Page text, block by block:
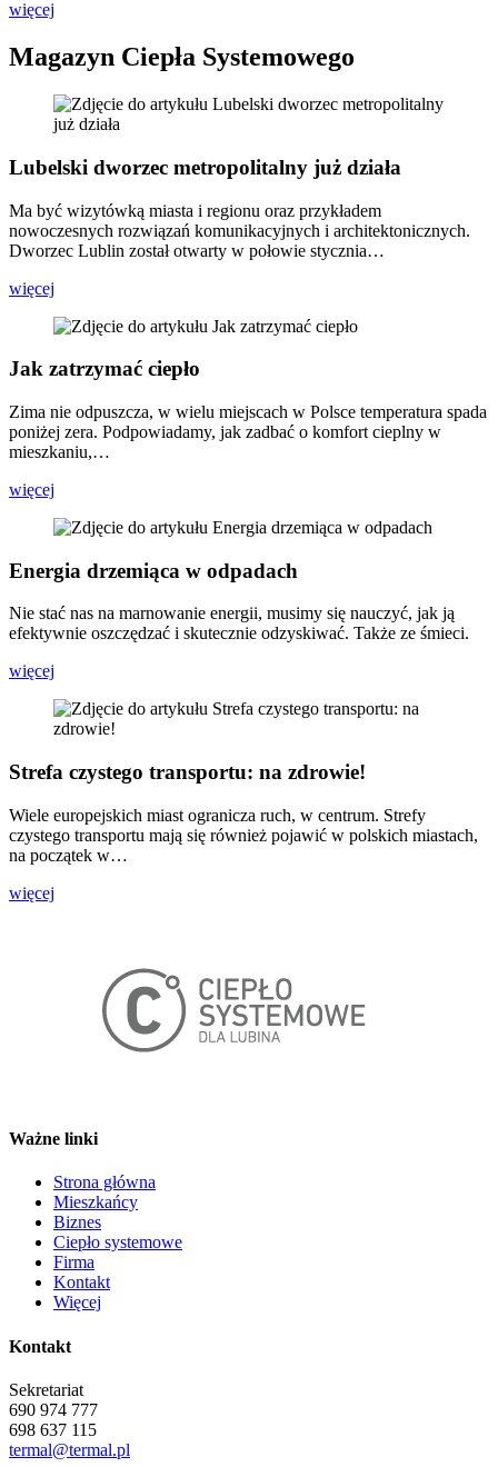
więcej
Magazyn Ciepła Systemowego
Lubelski dworzec metropolitalny już działa
Ma być wizytówką miasta i regionu oraz przykładem
nowoczesnych rozwiązań komunikacyjnych i architektonicznych.
Dworzec Lublin został otwarty w połowie stycznia…
więcej
Jak zatrzymać ciepło
Zima nie odpuszcza, w wielu miejscach w Polsce temperatura spada
poniżej zera. Podpowiadamy, jak zadbać o komfort cieplny w
mieszkaniu,…
więcej
Energia drzemiąca w odpadach
Nie stać nas na marnowanie energii, musimy się nauczyć, jak ją
efektywnie oszczędzać i skutecznie odzyskiwać. Także ze śmieci.
więcej
Strefa czystego transportu: na zdrowie!
Wiele europejskich miast ogranicza ruch, w centrum. Strefy
czystego transportu mają się również pojawić w polskich miastach,
na początek w…
więcej
Ważne linki
Strona główna
Mieszkańcy
Biznes
Ciepło systemowe
Firma
Kontakt
Więcej
Kontakt
Sekretariat
690 974 777
698 637 115
termal@termal.pl